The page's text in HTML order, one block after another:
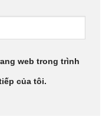
web trong trình
của tôi.